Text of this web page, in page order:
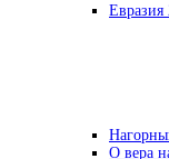
Евразия
О вера